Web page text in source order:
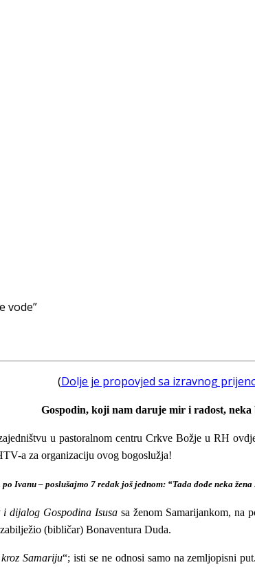
vode”
(Dolje je propovjed sa izravnog
Gospodin, koji nam daruje mir i radost, neka
u pastoralnom centru Crkve Božje u RH
a za organizaciju ovog bogoslužja!
Ivanu – poslušajmo 7 redak još jednom: “Tada dođe neka
i dijalog Gospodina Isusasa ženom Samarijankom, na
zabilježio (bibličar) Bonaventura Duda.
Samariju“; isti se ne odnosi samo na zemljopisni